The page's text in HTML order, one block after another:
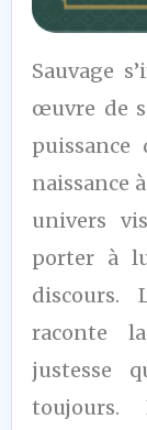
7,5
/10
Sauvage
œuvre de
puissance
naissance
univers
porter à
discours.
raconte
justesse
toujours.